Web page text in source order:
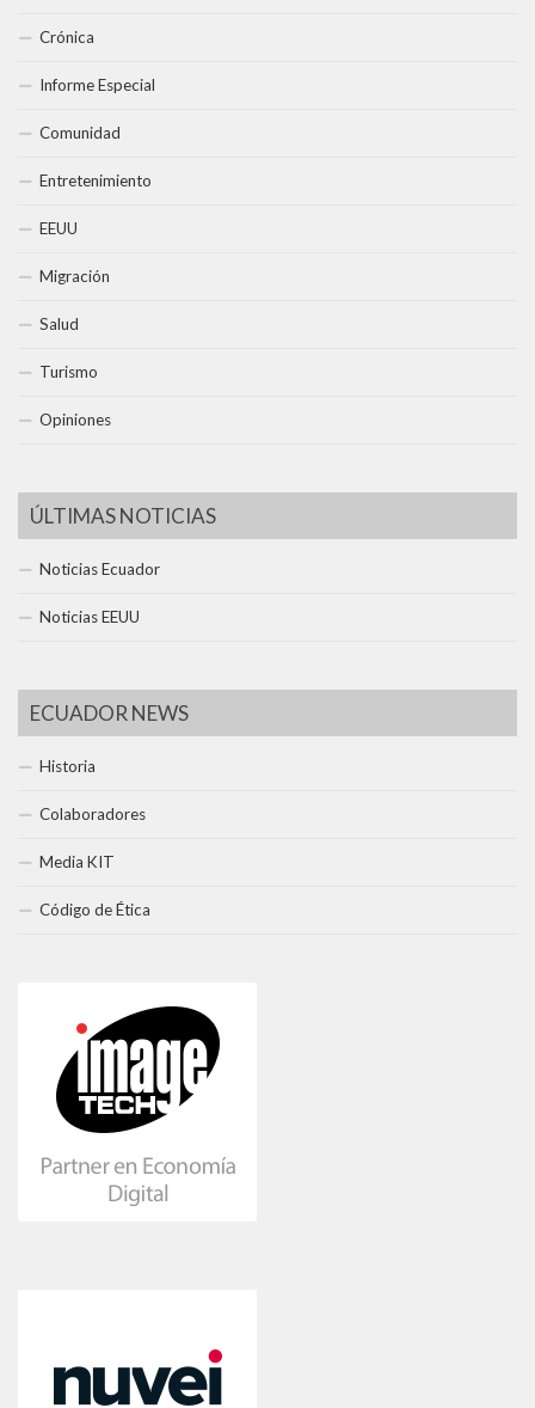
Crónica
Informe Especial
Comunidad
Entretenimiento
EEUU
Migración
Salud
Turismo
Opiniones
ÚLTIMAS NOTICIAS
Noticias Ecuador
Noticias EEUU
ECUADOR NEWS
Historia
Colaboradores
Media KIT
Código de Ética